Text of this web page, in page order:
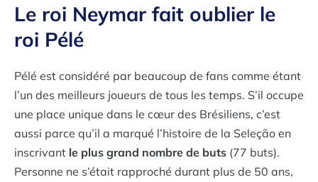
Le roi Neymar fait oublier le
roi Pélé
Pélé est considéré par beaucoup de fans comme étant
l’un des meilleurs joueurs de tous les temps. S’il occupe
une place unique dans le cœur des Brésiliens, c’est
aussi parce qu’il a marqué l’histoire de la Seleção en
inscrivant le plus grand nombre de buts (77 buts).
Personne ne s’était rapproché durant plus de 50 ans,